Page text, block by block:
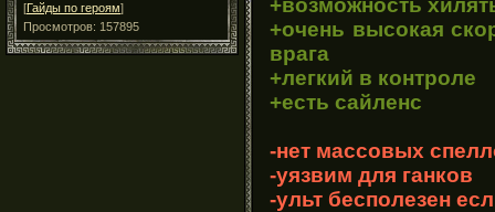
[Гайды по героям]
Просмотров: 157895
+очень высокая
врага
+легкий в контроле
+есть сайленс
-нет массовых
-уязвим для ганков
-ульт бесполезен